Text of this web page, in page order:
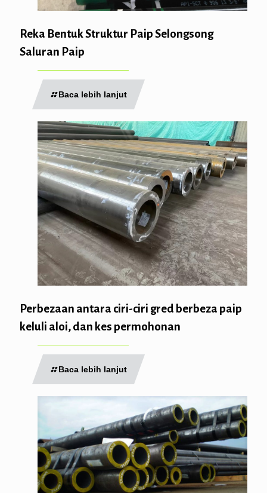
Reka Bentuk Struktur Paip Selongsong
Saluran Paip
Baca lebih lanjut
Perbezaan antara ciri-ciri gred berbeza paip
keluli aloi, dan kes permohonan
Baca lebih lanjut